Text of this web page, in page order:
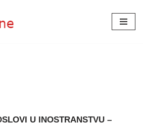
U INOSTRANSTVU –